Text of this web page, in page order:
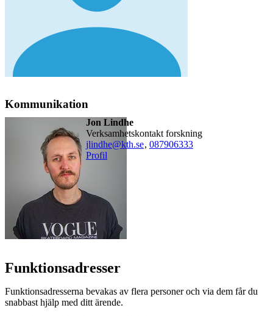
Kommunikation
Jon Lindhe
Verksamhetskontakt forskning
jlindhe@kth.se, 087906333
Profil
Funktionsadresser
Funktionsadresserna bevakas av flera personer och via dem får du
snabbast hjälp med ditt ärende.